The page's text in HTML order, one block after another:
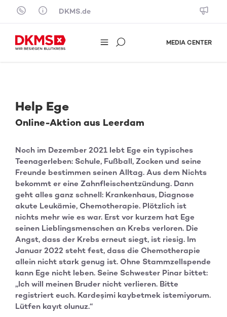
Skip to content
DKMS.de
MEDIA CENTER
Help Ege
Online-Aktion aus Leerdam
Noch im Dezember 2021 lebt Ege ein typisches
Teenagerleben: Schule, Fußball, Zocken und seine
Freunde bestimmen seinen Alltag. Aus dem Nichts
bekommt er eine Zahnfleischentzündung. Dann
geht alles ganz schnell: Krankenhaus, Diagnose
akute Leukämie, Chemotherapie. Plötzlich ist
nichts mehr wie es war. Erst vor kurzem hat Ege
seinen Lieblingsmenschen an Krebs verloren. Die
Angst, dass der Krebs erneut siegt, ist riesig. Im
Januar 2022 steht fest, dass die Chemotherapie
allein nicht stark genug ist. Ohne Stammzellspende
kann Ege nicht leben. Seine Schwester Pinar bittet:
„Ich will meinen Bruder nicht verlieren. Bitte
registriert euch. Kardeşimi kaybetmek istemiyorum.
Lütfen kayıt olunuz.“